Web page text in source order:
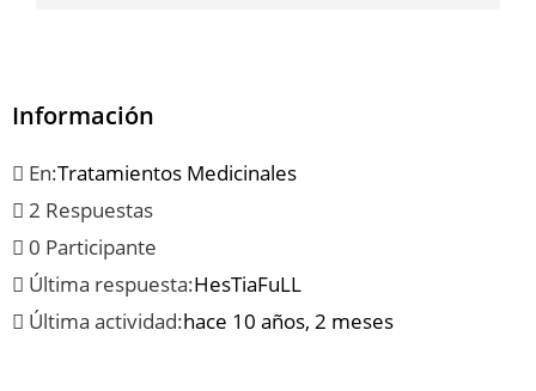
Información
En:Tratamientos Medicinales
2 Respuestas
0 Participante
Última respuesta:HesTiaFuLL
Última actividad:hace 10 años, 2 meses